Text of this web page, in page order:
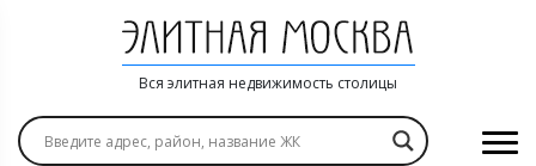
Вся элитная недвижимость столицы